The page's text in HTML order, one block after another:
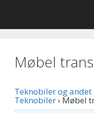
indhold
Møbel
Teknobiler og
Teknobiler› Møbel